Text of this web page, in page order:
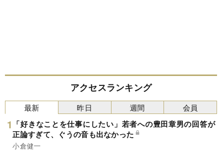
アクセスランキング
最新
「好きなことを仕事にしたい」若者への豊田章男の回答が
正論すぎて、ぐうの音も出なかった
小倉健一
昨日 週間 会員